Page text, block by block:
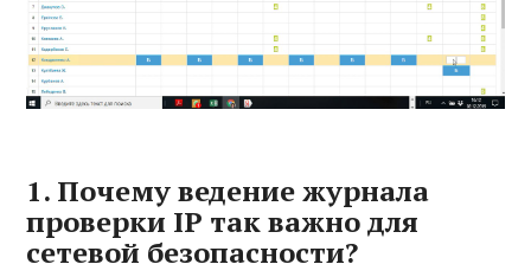
1. Почему ведение журнала
проверки IP так важно для
сетевой безопасности?